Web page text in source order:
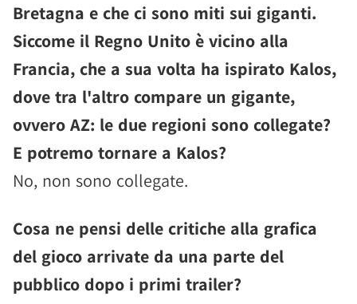
Bretagna e che ci sono miti sui giganti.
Siccome il Regno Unito è vicino alla
Francia, che a sua volta ha ispirato Kalos,
dove tra l'altro compare un gigante,
ovvero AZ: le due regioni sono collegate?
E potremo tornare a Kalos?
No, non sono collegate.
Cosa ne pensi delle critiche alla grafica
del gioco arrivate da una parte del
pubblico dopo i primi trailer?